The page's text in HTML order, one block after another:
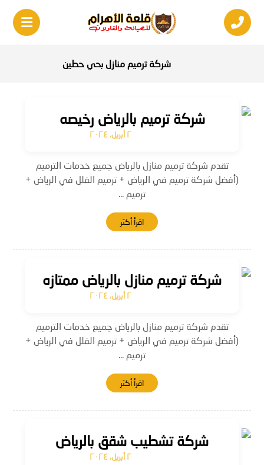
شركة ترميم منازل بحي حطين
شركة ترميم بالرياض رخيصه
٢ أبريل، ٢٠٢٤
تقدم شركة ترميم منازل بالرياض جميع خدمات الترميم
(أفضل شركة ترميم في الرياض + ترميم الفلل في الرياض +
ترميم ...
اقرأ أكثر
شركة ترميم منازل بالرياض ممتازه
٢ أبريل، ٢٠٢٤
تقدم شركة ترميم منازل بالرياض جميع خدمات الترميم
(أفضل شركة ترميم في الرياض + ترميم الفلل في الرياض +
ترميم ...
اقرأ أكثر
شركة تشطيب شقق بالرياض
٢ أبريل، ٢٠٢٤